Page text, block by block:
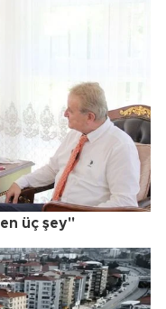
üç şey"